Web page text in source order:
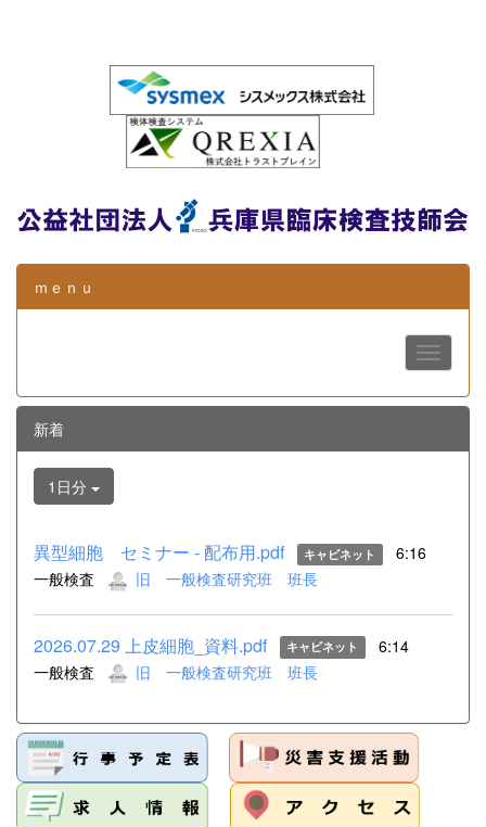
ｍｅｎｕ
新着
1日分
異型細胞 セミナー - 配布用.pdf キャビネット
6:16
一般検査
旧 一般検査研究班 班長
2026.07.29 上皮細胞_資料.pdf キャビネット
6:14
一般検査
旧 一般検査研究班 班長